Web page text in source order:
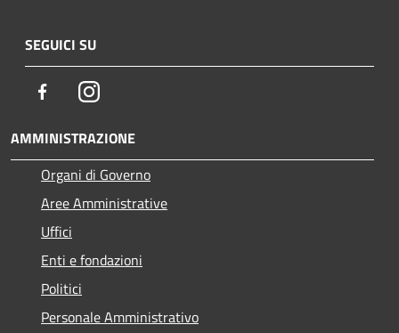
SEGUICI SU
FacebookInstagram
AMMINISTRAZIONE
Organi di Governo
Aree Amministrative
Uffici
Enti e fondazioni
Politici
Personale Amministrativo